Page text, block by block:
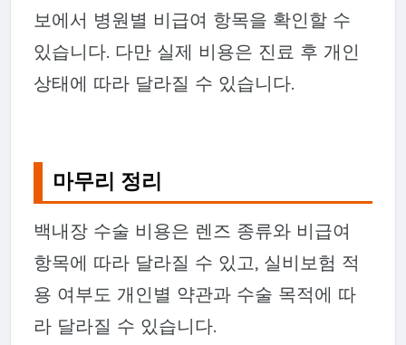
보에서 병원별 비급여 항목을 확인할 수
있습니다. 다만 실제 비용은 진료 후 개인
상태에 따라 달라질 수 있습니다.
마무리 정리
백내장 수술 비용은 렌즈 종류와 비급여
항목에 따라 달라질 수 있고, 실비보험 적
용 여부도 개인별 약관과 수술 목적에 따
라 달라질 수 있습니다.